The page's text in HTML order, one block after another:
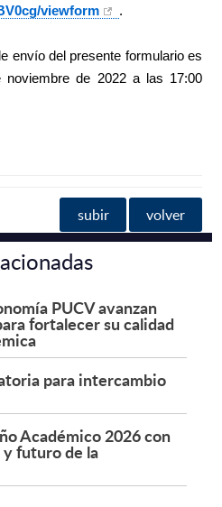
viewform .
envío del presente formulario es
de 2022 a las 17:00
subir volver
PUCV avanzan
fortalecer su calidad
para intercambio
Académico 2026 con
futuro de la